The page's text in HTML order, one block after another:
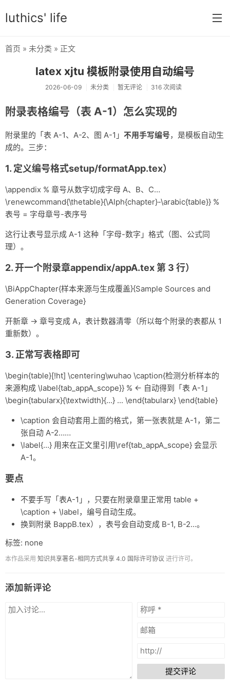
luthics' life
分类
大学
游戏
未分类
关于
首页 » 未分类 » 正文
latex xjtu 模板附录使用自动编号
2026-06-09 未分类 暂无评论 316 次阅读
附录表格编号（表 A-1）怎么实现的
附录里的「表 A-1、A-2、图 A-1」 不用手写编号，是模板自动生
成的。三步：
1. 定义编号格式setup/formatApp.tex）
\appendix % 章号从数字切成字母 A、B、C…
\renewcommand{\thetable}{\Alph{chapter}-\arabic{table}} %
表号 = 字母章号-表序号
这行让表号显示成 A-1 这种「字母-数字」格式（图、公式同
理）。
2. 开一个附录章appendix/appA.tex 第 3 行）
\BiAppChapter{样本来源与生成覆盖}{Sample Sources and
Generation Coverage}
开新章 → 章号变成 A，表计数器清零（所以每个附录的表都从 1
重新数）。
3. 正常写表格即可
\begin{table}[!ht] \centering\wuhao \caption{检测分析样本的
来源构成 \label{tab_appA_scope}} % ← 自动得到「表 A-1」
\begin{tabularx}{\textwidth}{...} ... \end{tabularx} \end{table}
\caption 会自动套用上面的格式，第一张表就是 A-1，第二
张自动 A-2……
\label{…} 用来在正文里引用\ref{tab_appA_scope} 会显示
A-1。
要点
不要手写「表A-1」，只要在附录章里正常用 table +
\caption + \label，编号自动生成。
换到附录 BappB.tex），表号会自动变成 B-1, B-2…。
标签: none
本作品采用 知识共享署名-相同方式共享 4.0 国际许可协议 进行许可。
添加新评论
提交评论